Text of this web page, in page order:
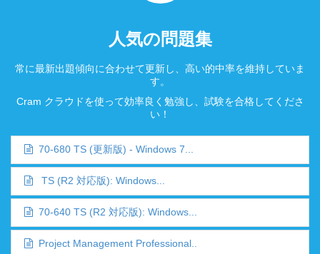
人気の問題集
常に最新出題傾向に合わせて更新し、高い的中率を維持していま
す。
Cram クラウドを使って効率良く勉強し、試験を合格してくださ
い！
70-680 TS (更新版) - Windows 7...
TS (R2 対応版): Windows...
70-640 TS (R2 対応版): Windows...
Project Management Professional..